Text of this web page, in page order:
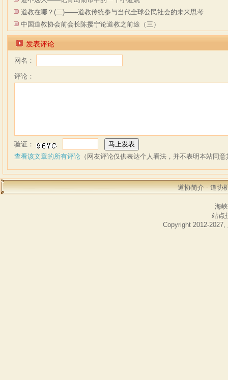
道教在哪？(二)——道教传统参与当代全球公民社会的未来思考
中国道教协会前会长陈撄宁论道教之前途（三）
发表评论
网名：
评论：
验证：
查看该文章的所有评论 （网友评论仅供表达个人看法，并不表明本站同
道协简介-道协
海
站点
Copyright 2012-